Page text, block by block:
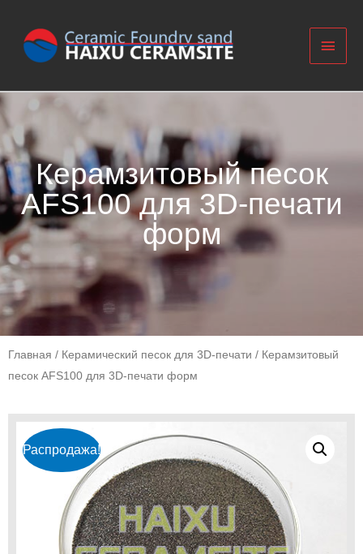
Керамзитовый песок
AFS100 для 3D-печати
форм
Главная / Керамический песок для 3D-печати / Керамзитовый
песок AFS100 для 3D-печати форм
Распродажа!